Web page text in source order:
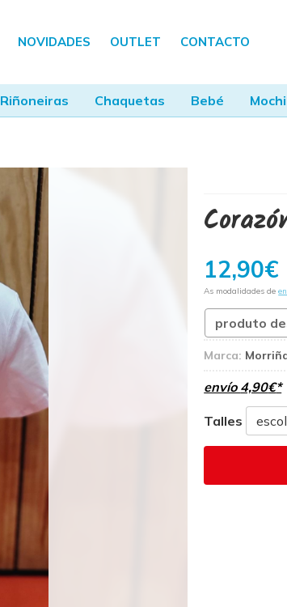
NOVIDADES OUTLET CONTACTO
Riñoneiras Chaquetas Bebé
12,90€
As modalidades de
produto
Marca:
envío 4,90€*
Talles